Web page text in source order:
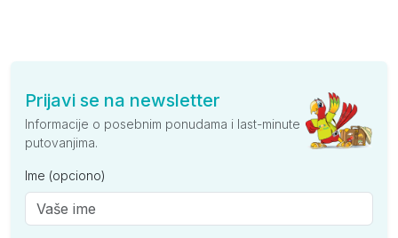
Prijavi se na newsletter
Informacije o posebnim ponudama i last-minute
putovanjima.
Ime (opciono)